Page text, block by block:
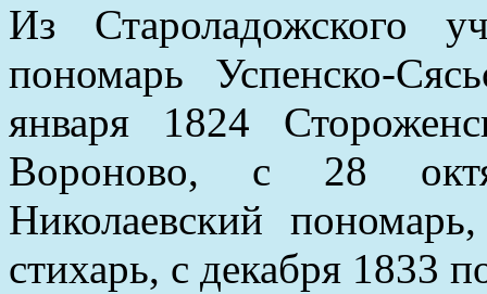
Из Староладожского
пономарь Успенско-
января 1824
Вороново, с 28
Николаевский
стихарь, с декабря 1833